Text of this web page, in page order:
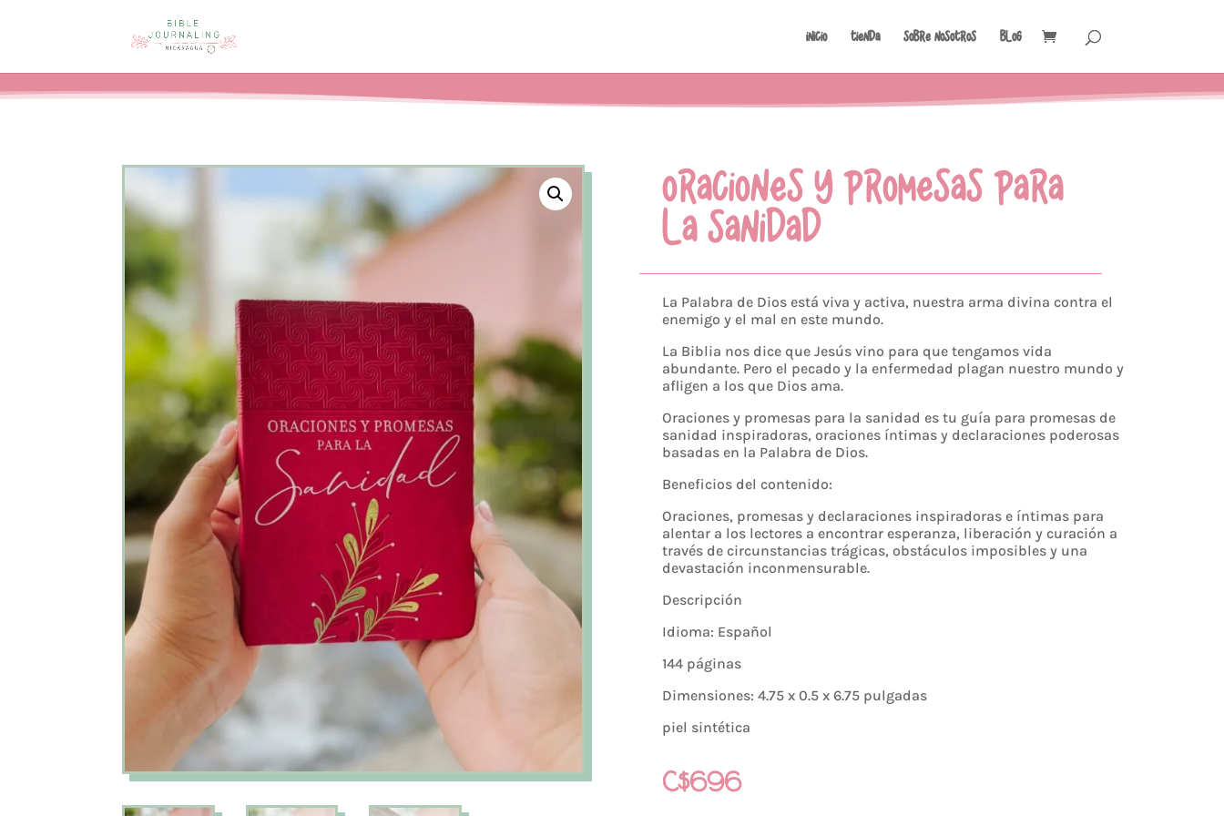
Inicio Tienda Sobre Nosotros Blog
ORACIONES Y PROMESAS PARA
LA SANIDAD
La Palabra de Dios está viva y activa, nuestra arma divina contra el
enemigo y el mal en este mundo.
La Biblia nos dice que Jesús vino para que tengamos vida
abundante. Pero el pecado y la enfermedad plagan nuestro mundo y
afligen a los que Dios ama.
Oraciones y promesas para la sanidad es tu guía para promesas de
sanidad inspiradoras, oraciones íntimas y declaraciones poderosas
basadas en la Palabra de Dios.
Beneficios del contenido:
Oraciones, promesas y declaraciones inspiradoras e íntimas para
alentar a los lectores a encontrar esperanza, liberación y curación a
través de circunstancias trágicas, obstáculos imposibles y una
devastación inconmensurable.
Descripción
Idioma: Español
144 páginas
Dimensiones: 4.75 x 0.5 x 6.75 pulgadas
piel sintética
C$696